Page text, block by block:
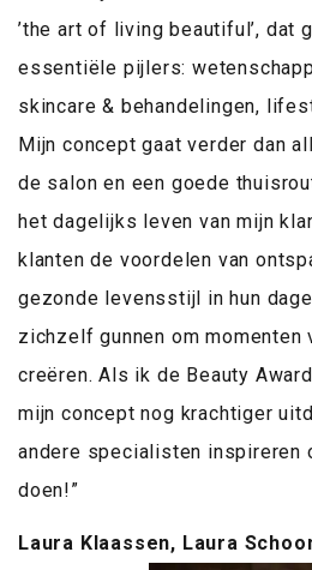
’the art of living beautiful’, dat
essentiële pijlers:
skincare & behandelingen,
Mijn concept gaat verder dan
de salon en een goede
het dagelijks leven van mijn
klanten de voordelen van
gezonde levensstijl in hun
zichzelf gunnen om
creëren. Als ik de Beauty
mijn concept nog krachtiger
andere specialisten inspireren
doen!”
Laura Klaassen, Laura